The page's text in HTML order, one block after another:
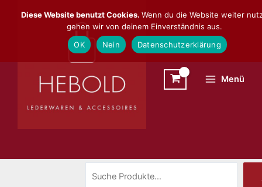
Inhalt
Menü
Diese Website benutzt Cookies. Wenn du die Website weiter
gehen wir von deinem Einverständnis aus.
OK
Nein Datenschutzerklärung